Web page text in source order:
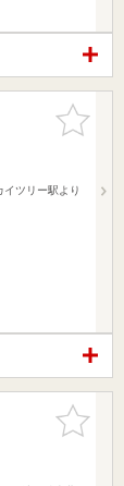
お気に入
りに追加
ツリー駅より
お気に入
りに追加